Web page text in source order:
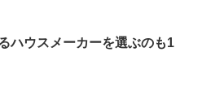
ハウスメーカーを選ぶのも1